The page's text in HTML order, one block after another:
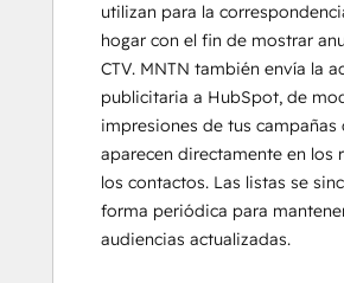
utilizan para la
hogar con el fin de mostrar
CTV. MNTN también envía la
publicitaria a HubSpot, de
impresiones de tus campañas
aparecen directamente en los
los contactos. Las listas se
forma periódica para
audiencias actualizadas.